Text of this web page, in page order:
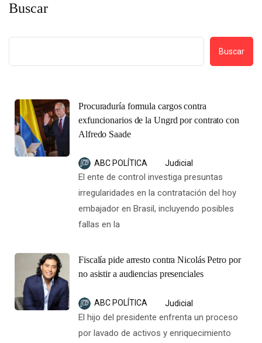
Buscar
Buscar
Procuraduría formula cargos contra
exfuncionarios de la Ungrd por contrato con
Alfredo Saade
ABC POLÍTICA Judicial
El ente de control investiga presuntas
irregularidades en la contratación del hoy
embajador en Brasil, incluyendo posibles
fallas en la
Fiscalía pide arresto contra Nicolás Petro por
no asistir a audiencias presenciales
ABC POLÍTICA Judicial
El hijo del presidente enfrenta un proceso
por lavado de activos y enriquecimiento